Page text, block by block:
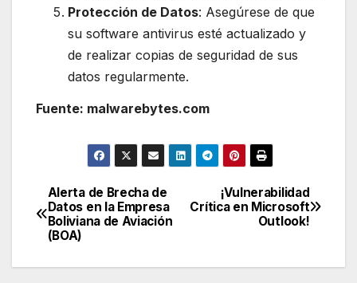
Protección de Datos: Asegúrese de que
su software antivirus esté actualizado y
de realizar copias de seguridad de sus
datos regularmente.
Fuente: malwarebytes.com
Navegación
de
entradas
¡Vulnerabilidad
Crítica en Microsoft
Outlook!
Alerta de Brecha de
Datos en la Empresa
Boliviana de Aviación
(BOA)